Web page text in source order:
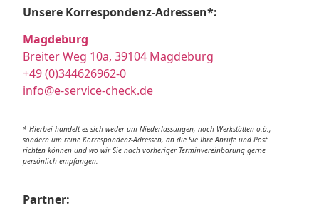
Unsere Korrespondenz-Adressen*:
Magdeburg
Breiter Weg 10a, 39104 Magdeburg
+49 (0)344626962-0
info@e-service-check.de
* Hierbei handelt es sich weder um Niederlassungen, noch Werkstätten o.ä.,
sondern um reine Korrespondenz-Adressen, an die Sie Ihre Anrufe und Post
richten können und wo wir Sie nach vorheriger Terminvereinbarung gerne
persönlich empfangen.
Partner: